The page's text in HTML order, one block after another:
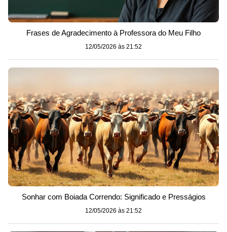
Frases de Agradecimento à Professora do Meu Filho
12/05/2026 às 21:52
Sonhar com Boiada Correndo: Significado e Presságios
12/05/2026 às 21:52